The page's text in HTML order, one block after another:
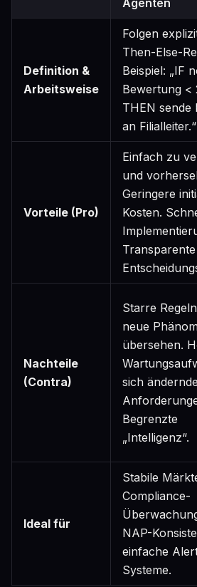
Agenten
Definition &
Arbeitsweise
Folgen
Then-Else-
Beispiel: „IF
Bewertung <
THEN sende
an Filialleiter.“
Vorteile (Pro)
Einfach zu
und
Geringere
Kosten.
Transparente
Nachteile
(Contra)
Starre
neue
übersehen.
sich
Begrenzte
„Intelligenz“.
Ideal für
Stabile
Compliance-
NAP-
einfache
Systeme.